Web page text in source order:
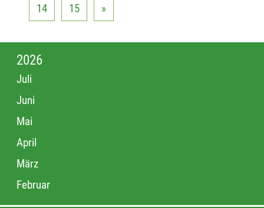
14 15 »
2026
Juli
Juni
Mai
April
März
Februar